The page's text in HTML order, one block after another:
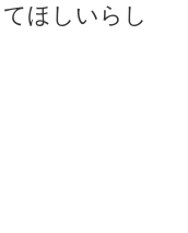
ほしいらし